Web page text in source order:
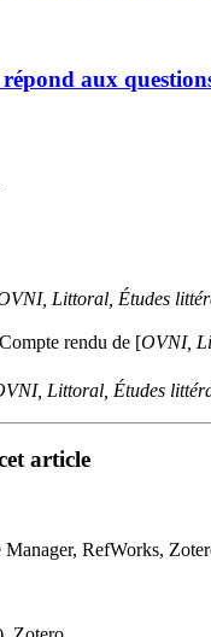
aux
Littoral, Études
rendu de [OVNI,
Littoral, Études
article
Manager, RefWorks,